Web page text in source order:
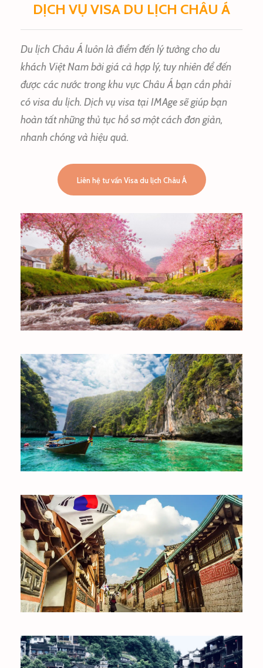
DỊCH VỤ VISA DU LỊCH CHÂU Á
Du lịch Châu Á luôn là điểm đến lý tưởng cho du
khách Việt Nam bởi giá cả hợp lý, tuy nhiên để đến
được các nước trong khu vực Châu Á bạn cần phải
có visa du lịch. Dịch vụ visa tại IMAge sẽ giúp bạn
hoàn tất những thủ tục hồ sơ một cách đơn giản,
nhanh chóng và hiệu quả.
Liên hệ tư vấn Visa du lịch Châu Á
NHẬT BẢN
THÁI LAN
HÀN QUỐC